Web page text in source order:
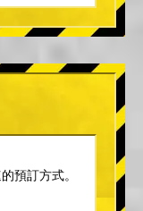
預訂方式。